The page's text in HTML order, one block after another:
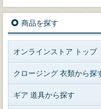
商品を探す
オンラインストア トップ
クロージング 衣類から探
ギア 道具から探す